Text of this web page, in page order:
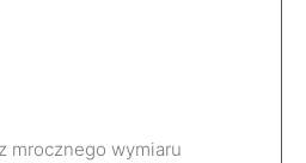
mrocznego wymiaru